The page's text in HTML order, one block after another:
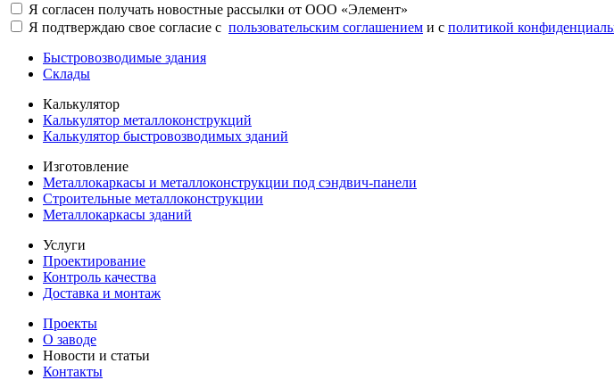
Я согласен получать новостные рассылки от ООО «Элемент»
Я подтверждаю свое согласие с пользовательским соглашением и с политикой
Быстровозводимые здания
Склады
Калькулятор
Калькулятор металлоконструкций
Калькулятор быстровозводимых зданий
Изготовление
Металлокаркасы и металлоконструкции под сэндвич-панели
Строительные металлоконструкции
Металлокаркасы зданий
Услуги
Проектирование
Контроль качества
Доставка и монтаж
Проекты
О заводе
Новости и статьи
Контакты